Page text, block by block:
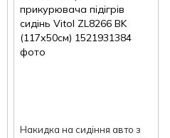
Накидка на сидіння авто з